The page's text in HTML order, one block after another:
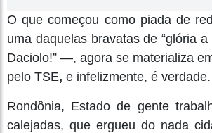
O que começou como piada de
uma daquelas bravatas de “glória a
Daciolo!” —, agora se materializa
pelo TSE, e infelizmente, é verdade.
Rondônia, Estado de gente
calejadas, que ergueu do nada